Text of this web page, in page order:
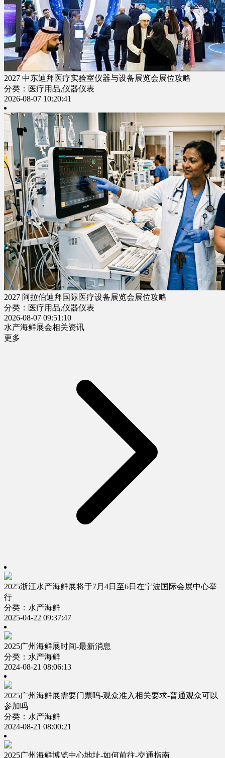
2027 中东迪拜医疗实验室仪器与设备展览会展位攻略
分类：医疗用品,仪器仪表
2026-08-07 10:20:41
2027 阿拉伯迪拜国际医疗设备展览会展位攻略
分类：医疗用品,仪器仪表
2026-08-07 09:51:10
水产海鲜展会相关资讯
更多
2025浙江水产海鲜展将于7月4日至6日在宁波国际会展中心举
行
分类：水产海鲜
2025-04-22 09:37:47
2025广州海鲜展时间-最新消息
分类：水产海鲜
2024-08-21 08:06:13
2025广州海鲜展需要门票吗-观众准入相关要求-普通观众可以
参加吗
分类：水产海鲜
2024-08-21 08:00:21
2025广州海鲜博览中心地址-如何前往-交通指南